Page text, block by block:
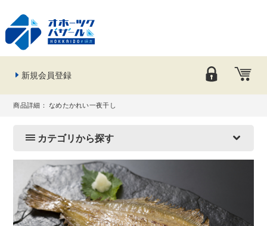
新規会員登録
商品詳細： なめたかれい一夜干し
カテゴリから探す